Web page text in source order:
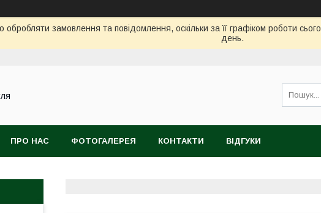
замовлення та повідомлення, оскільки за її графіком роботи
день.
ПРО НАС ФОТОГАЛЕРЕЯ КОНТАКТИ ВІДГУКИ